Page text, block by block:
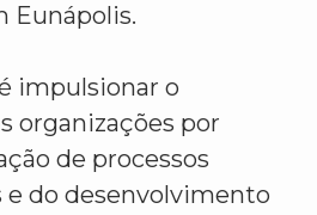
Eunápolis.
impulsionar o
organizações por
de processos
do desenvolvimento